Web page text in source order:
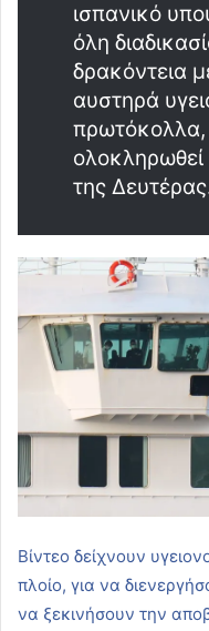
ισπανικό
όλη
δρακόντεια
αυστηρά
πρωτόκολλα,
της
Βίντεο δείχνουν
πλοίο, για να
να ξεκινήσουν την